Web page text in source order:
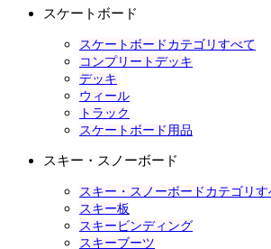
スケートボード
スケートボードカテゴリすべて
コンプリートデッキ
デッキ
ウィール
トラック
スケートボード用品
スキー・スノーボード
スキー・スノーボードカテゴリす
スキー板
スキービンディング
スキーブーツ